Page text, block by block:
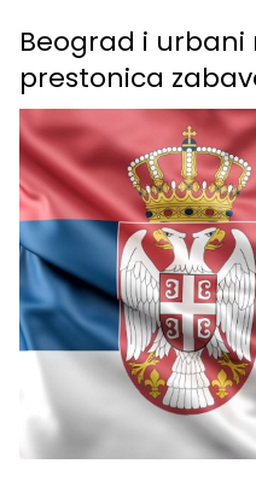
Beograd i urbani
prestonica